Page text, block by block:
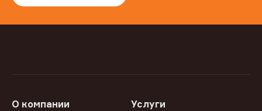
О компании Услуги